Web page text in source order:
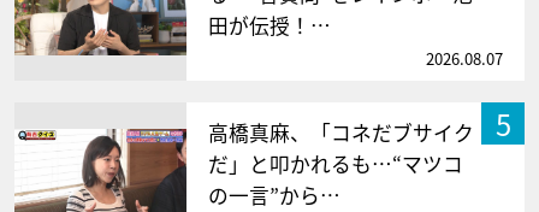
田が伝授！…
2026.08.07
5
高橋真麻、「コネだブサイク
だ」と叩かれるも…“マツコ
の一言”から…